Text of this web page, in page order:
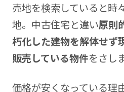
売地を検索していると時
地。中古住宅と違い原則
朽化した建物を解体せず
販売している物件をさし
価格が安くなっている理